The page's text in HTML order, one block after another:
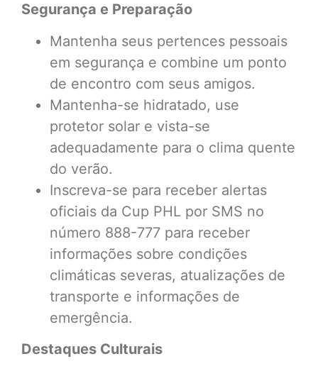
Segurança e Preparação
Mantenha seus pertences pessoais
em segurança e combine um ponto
de encontro com seus amigos.
Mantenha-se hidratado, use
protetor solar e vista-se
adequadamente para o clima quente
do verão.
Inscreva-se para receber alertas
oficiais da Cup PHL por SMS no
número 888-777 para receber
informações sobre condições
climáticas severas, atualizações de
transporte e informações de
emergência.
Destaques Culturais